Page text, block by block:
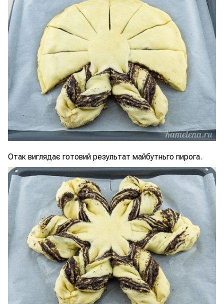
Отак виглядає готовий результат майбутньго пирога.